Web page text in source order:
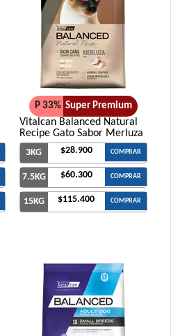
P 33% Super Premium
Vitalcan Balanced Natural
Recipe Gato Sabor Merluza
3KG $28.900 COMPRAR
7.5KG $60.300 COMPRAR
15KG $115.400 COMPRAR